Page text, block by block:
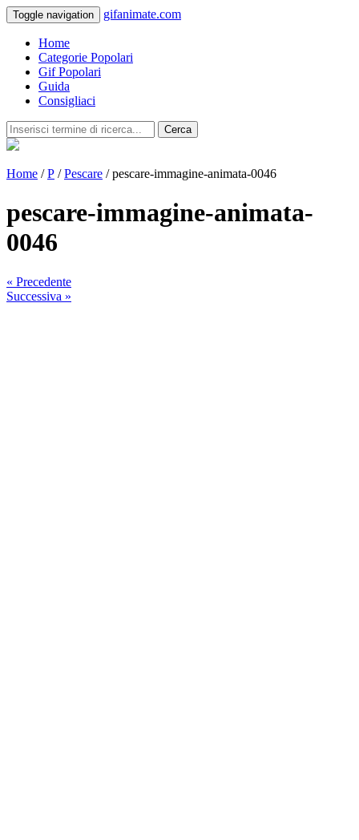
Toggle navigation gifanimate.com
Home
Categorie Popolari
Gif Popolari
Guida
Consigliaci
Cerca
Home /P /Pescare / pescare-immagine-animata-0046
pescare-immagine-animata-
0046
« Precedente
Successiva »